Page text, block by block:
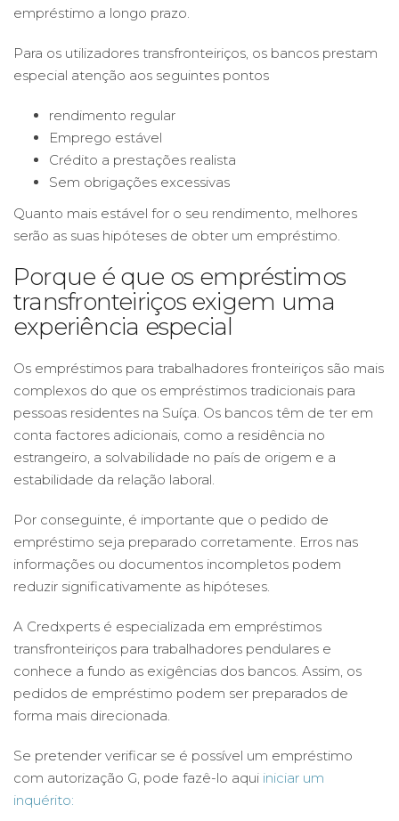
empréstimo a longo prazo.
Para os utilizadores transfronteiriços, os bancos prestam
especial atenção aos seguintes pontos
rendimento regular
Emprego estável
Crédito a prestações realista
Sem obrigações excessivas
Quanto mais estável for o seu rendimento, melhores
serão as suas hipóteses de obter um empréstimo.
Porque é que os empréstimos
transfronteiriços exigem uma
experiência especial
Os empréstimos para trabalhadores fronteiriços são mais
complexos do que os empréstimos tradicionais para
pessoas residentes na Suíça. Os bancos têm de ter em
conta factores adicionais, como a residência no
estrangeiro, a solvabilidade no país de origem e a
estabilidade da relação laboral.
Por conseguinte, é importante que o pedido de
empréstimo seja preparado corretamente. Erros nas
informações ou documentos incompletos podem
reduzir significativamente as hipóteses.
A Credxperts é especializada em empréstimos
transfronteiriços para trabalhadores pendulares e
conhece a fundo as exigências dos bancos. Assim, os
pedidos de empréstimo podem ser preparados de
forma mais direcionada.
Se pretender verificar se é possível um empréstimo
com autorização G, pode fazê-lo aqui iniciar um
inquérito: